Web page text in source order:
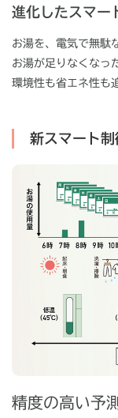
進化したスマー
お湯を、電気で無駄
お湯が足りなくなっ
環境性も省エネ性も
新スマート
精度の高い予測